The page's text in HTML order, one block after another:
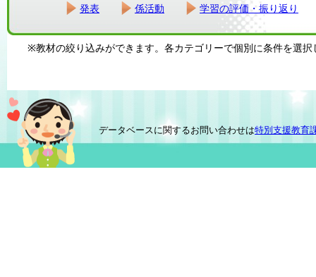
発表 係活動 学習の評価・振り返り
※教材の絞り込みができます。各カテゴリーで個別に条件を選択
データベースに関するお問い合わせは特別支援教育